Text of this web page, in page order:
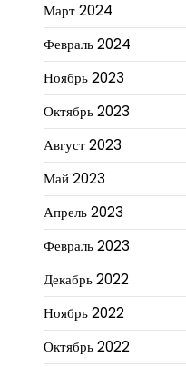
Март 2024
Февраль 2024
Ноябрь 2023
Октябрь 2023
Август 2023
Май 2023
Апрель 2023
Февраль 2023
Декабрь 2022
Ноябрь 2022
Октябрь 2022